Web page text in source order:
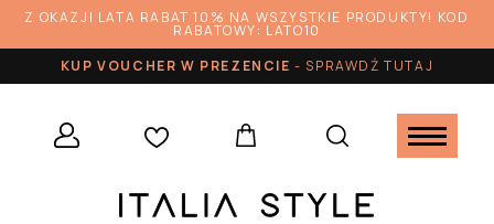
Z OKAZJI LATA RABAT 10% NA WSZYSTKIE PRODUKTY! KOD
RABATOWY: LATO10
KUP VOUCHER W PREZENCIE-SPRAWDŹ TUTAJ